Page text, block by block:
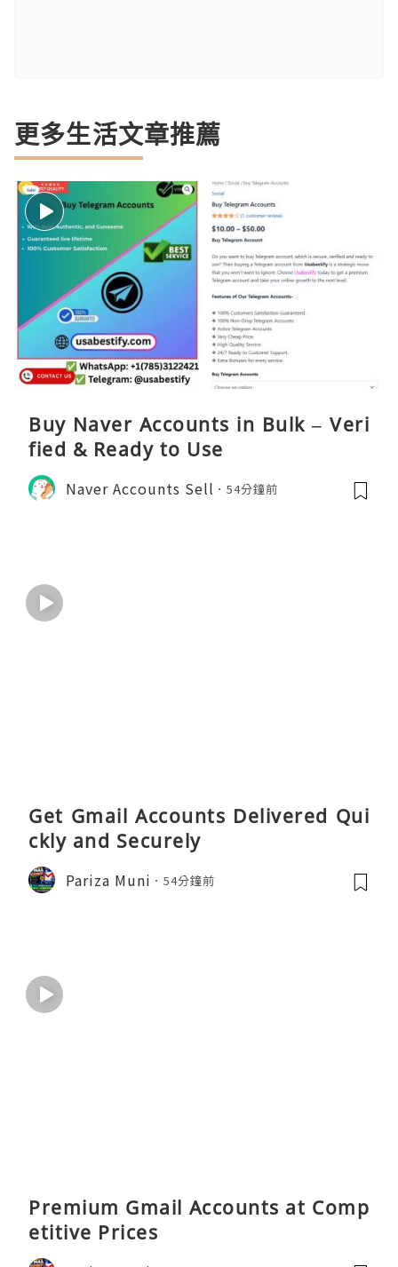
更多生活文章推薦
Buy Naver Accounts in Bulk – Veri
fied & Ready to Use
Naver Accounts Sell 54分鐘前
Get Gmail Accounts Delivered Qui
ckly and Securely
Pariza Muni 54分鐘前
Premium Gmail Accounts at Comp
etitive Prices